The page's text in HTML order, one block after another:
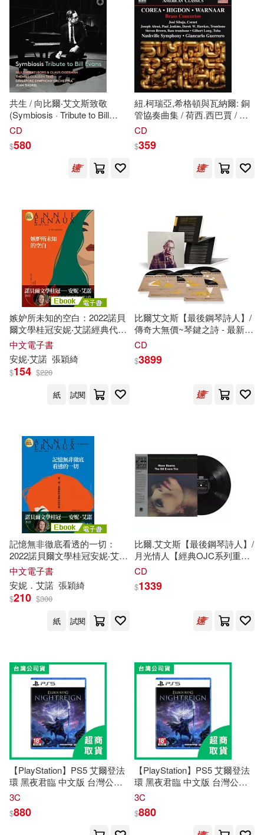
共生 / 向比爾‧艾文斯致敬
(Symbiosis · Tribute to Bill
Evans)
CD
$580
紐.柯瑞亞,希格頓與瓦納爾: 銅
管協奏曲集 / 荷西.西巴賈 / 約
瑟夫.艾莉西 / 保羅.詹金斯 / 德
吉爾伯特.朗 / 納許維爾交響樂
團 / 吉安卡洛.格雷羅
(New.Corea, Higdon &
Hawkes, Steven Brown /
Gilbert Long / Giancarlo
Guerrero / Nashville
Symphony)
CD
$359
嫉妒所未知的空白：2022諾貝
爾文學桂冠安妮‧艾諾經典代表
作 (電子書)
中文電子書
安妮‧艾諾 張穎綺
$154 $220
紙
試閱
比爾艾文斯【最後鋼琴詩人】/
傳奇大無價~琴鍵之詩 - 最新傳
世典藏5LP套裝(Bill Evans Trio
Legendary Riverside Studio
CD
$3899
記憶無非徹底看透的一切：
2022諾貝爾文學桂冠安妮‧艾諾
經典小說(電影《正發生》原著
(電子書)
中文電子書
安妮．艾諾 張穎綺
$210 $300
紙
試閱
比爾.艾文斯【最後鋼琴詩人】/
月光情人【經典OJC系列重刻
再生】Concord經典重刻-2025
(Bill Evans Trio/Moon
Remastered】Original Jazz
Classics Series (LP))
CD
$1339
【PlayStation】PS5 艾爾登法
環 黑夜君臨 中文版 台灣公司
貨
3C
$880
【PlayStation】PS5 艾爾登法
環 黑夜君臨 中文版 台灣公司
貨
3C
$880